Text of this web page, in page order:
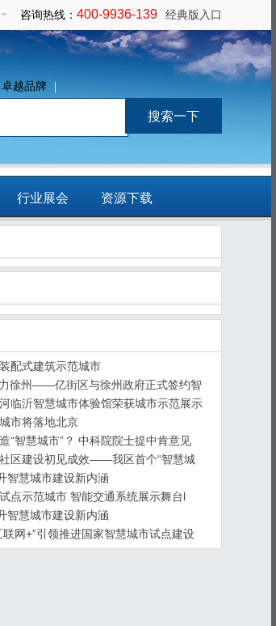
经典版入口
咨询热线： 400-9936-139
卓越品牌
行业展会 资源下载
配式建筑示范城市
徐州——亿街区与徐州政府正式签约智
目
临沂智慧城市体验馆荣获城市示范展示
市将落地北京
“智慧城市”？ 中科院院士提中肯意见
区建设初见成效——我区首个“智慧城
智慧城市建设新内涵
点示范城市 智能交通系统展示舞台l
智慧城市建设新内涵
联网+”引领推进国家智慧城市试点建设